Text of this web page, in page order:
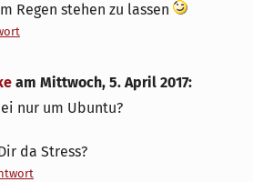
Regen stehen zu lassen
am Mittwoch, 5. April 2017:
nur um Ubuntu?
da Stress?